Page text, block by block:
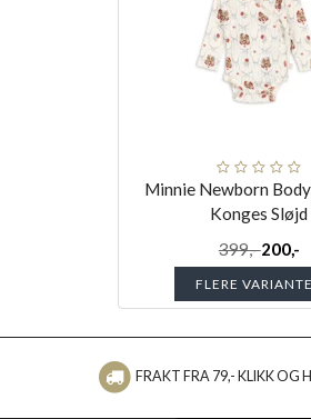
Minnie Newborn
Konges Sløjd
399,-200,-
FLERE
FRAKT FRA 79,- KLIKK OG